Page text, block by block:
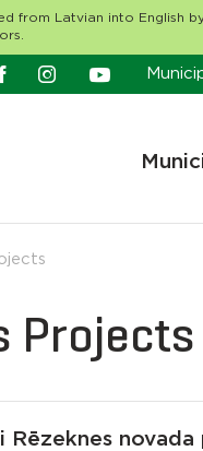
from Latvian into English
Projects